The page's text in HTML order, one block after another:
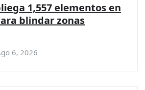
1,557 elementos en
blindar zonas
6, 2026